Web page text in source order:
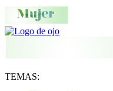
TEMAS: